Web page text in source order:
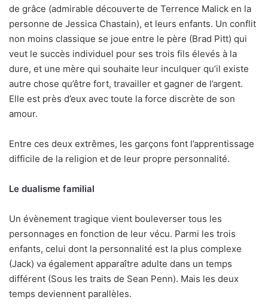
de grâce (admirable découverte de Terrence Malick en la
personne de Jessica Chastain), et leurs enfants. Un conflit
non moins classique se joue entre le père (Brad Pitt) qui
veut le succès individuel pour ses trois fils élevés à la
dure, et une mère qui souhaite leur inculquer qu’il existe
autre chose qu’être fort, travailler et gagner de l’argent.
Elle est près d’eux avec toute la force discrète de son
amour.
Entre ces deux extrêmes, les garçons font l’apprentissage
difficile de la religion et de leur propre personnalité.
Le dualisme familial
Un évènement tragique vient bouleverser tous les
personnages en fonction de leur vécu. Parmi les trois
enfants, celui dont la personnalité est la plus complexe
(Jack) va également apparaître adulte dans un temps
différent (Sous les traits de Sean Penn). Mais les deux
temps deviennent parallèles.